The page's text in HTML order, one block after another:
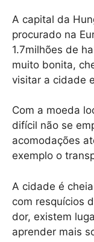
A capital da
procurado na
1.7milhões de
muito bonita,
visitar a cidade
Com a moeda
difícil não se
acomodações
exemplo o
A cidade é
com resquícios
dor, existem
aprender mais